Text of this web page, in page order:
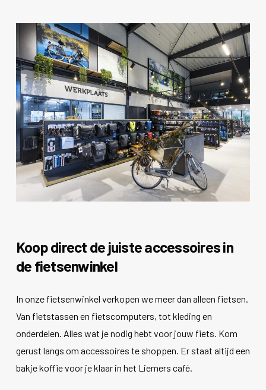
Koop direct de juiste accessoires in
de fietsenwinkel
In onze fietsenwinkel verkopen we meer dan alleen fietsen.
Van fietstassen en fietscomputers, tot kleding en
onderdelen. Alles wat je nodig hebt voor jouw fiets. Kom
gerust langs om accessoires te shoppen. Er staat altijd een
bakje koffie voor je klaar in het Liemers café.